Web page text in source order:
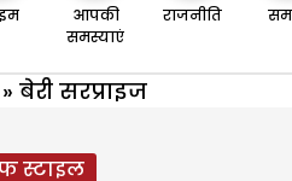
आपकी
समस्याएं
राजनीति
» बेरी सरप्राइज
स्टाइल